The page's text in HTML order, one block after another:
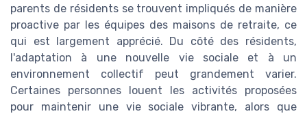
parents de résidents se trouvent impliqués de manière
proactive par les équipes des maisons de retraite, ce
qui est largement apprécié. Du côté des résidents,
l'adaptation à une nouvelle vie sociale et à un
environnement collectif peut grandement varier.
Certaines personnes louent les activités proposées
pour maintenir une vie sociale vibrante, alors que